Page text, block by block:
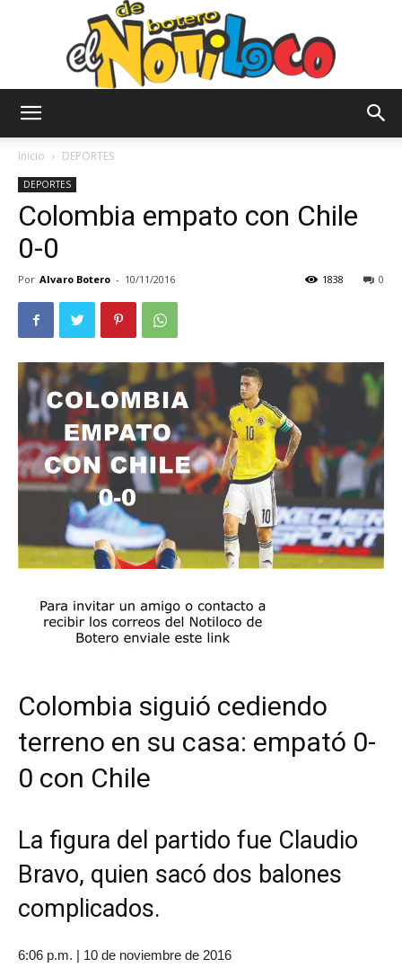
Notiloco
Botero
Inicio DEPORTES
DEPORTES
Colombia empato con Chile
0-0
Por Alvaro Botero - 10/11/2016 0
1838
Colombia siguió cediendo
terreno en su casa: empató 0-
0 con Chile
La figura del partido fue Claudio
Bravo, quien sacó dos balones
complicados.
6:06 p.m. | 10 de noviembre de 2016